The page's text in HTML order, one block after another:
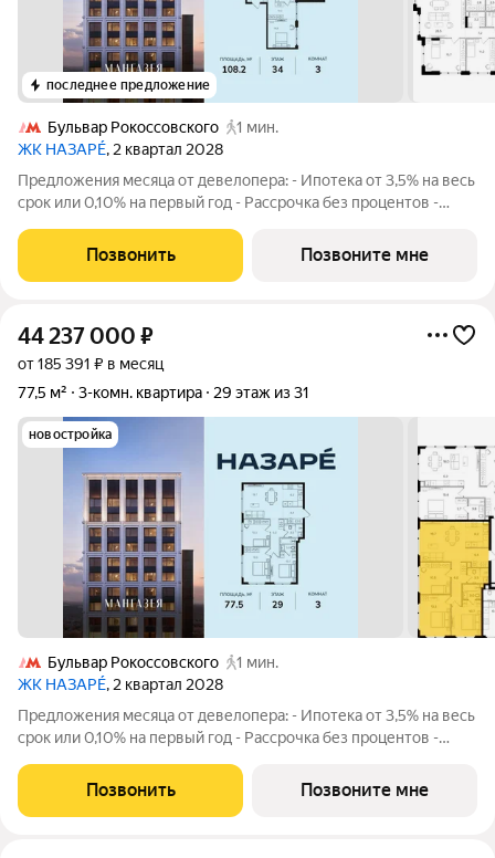
последнее предложение
Бульвар Рокоссовского
1 мин.
ЖК НАЗАРÉ, 2 квартал 2028
Предложения месяца от девелопера: - Ипотека от 3,5% на весь
срок или 0,10% на первый год - Рассрочка без процентов -
Просторная 3-комнатная квартира. Общая площадь - 108.2 м2
на 34 этаже, без
Позвонить Позвоните мне
44 237 000 ₽
от 185 391 ₽ в месяц
77,5 м²
3-комн. квартира 29 этаж из 31
новостройка
Бульвар Рокоссовского
1 мин.
ЖК НАЗАРÉ, 2 квартал 2028
Предложения месяца от девелопера: - Ипотека от 3,5% на весь
срок или 0,10% на первый год - Рассрочка без процентов -
Просторная 3-комнатная квартира. Общая площадь - 77.5 м2 на
29 этаже, без отделки.
Позвонить Позвоните мне